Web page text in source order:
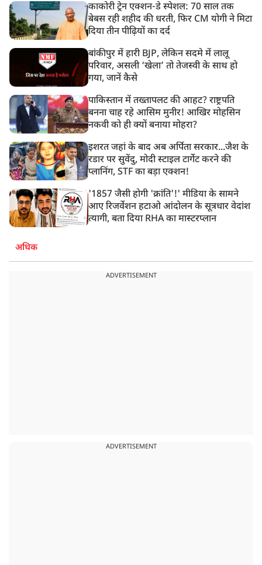
काकोरी ट्रेन एक्शन-डे स्पेशल: 70 साल तक
बेबस रही शहीद की धरती, फिर CM योगी ने मिटा
दिया तीन पीढ़ियों का दर्द
बांकीपुर में हारी BJP, लेकिन सदमे में लालू
परिवार, असली ‘खेला’ तो तेजस्वी के साथ हो
गया, जानें कैसे
पाकिस्तान में तख्तापलट की आहट? राष्ट्रपति
बनना चाह रहे आसिम मुनीर! आखिर मोहसिन
नकवी को ही क्यों बनाया मोहरा?
इशरत जहां के बाद अब अर्पिता सरकार...जैश के
रडार पर सुवेंदु, मोदी स्टाइल टार्गेट करने की
प्लानिंग, STF का बड़ा एक्शन!
'1857 जैसी होगी 'क्रांति'!' मीडिया के सामने
आए रिजर्वेशन हटाओ आंदोलन के सूत्रधार वेदांश
त्यागी, बता दिया RHA का मास्टरप्लान
अधिक
ADVERTISEMENT
ADVERTISEMENT